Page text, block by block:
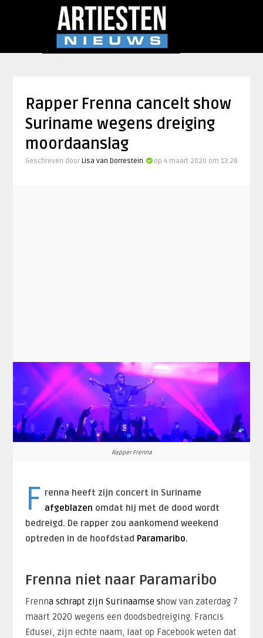
Rapper Frenna cancelt show
Suriname wegens dreiging
moordaanslag
Geschreven door Lisa van Dorrestein op 4 maart 2020 om 13:28
Rapper Frenna
F renna heeft zijn concert in Suriname
afgeblazen omdat hij met de dood wordt
bedreigd. De rapper zou aankomend weekend
optreden in de hoofdstad Paramaribo.
Frenna niet naar Paramaribo
Frenna schrapt zijn Surinaamse show van zaterdag 7
maart 2020 wegens een doodsbedreiging. Francis
Edusei, zijn echte naam, laat op Facebook weten dat